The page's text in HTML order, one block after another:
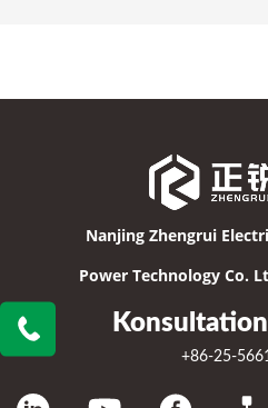
Nanjing Zhengrui
Power Technology Co.
+86-25-